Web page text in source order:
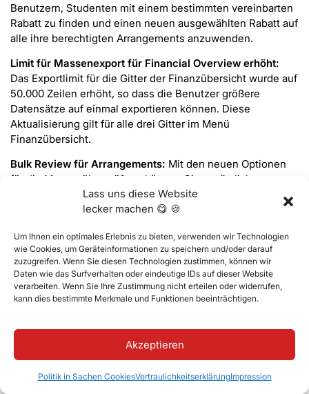
Lass uns diese Website
lecker machen 😋 🍪
Um Ihnen ein optimales Erlebnis zu bieten, verwenden wir Technologien
wie Cookies, um Geräteinformationen zu speichern und/oder darauf
zuzugreifen. Wenn Sie diesen Technologien zustimmen, können wir
Daten wie das Surfverhalten oder eindeutige IDs auf dieser Website
verarbeiten. Wenn Sie Ihre Zustimmung nicht erteilen oder widerrufen,
kann dies bestimmte Merkmale und Funktionen beeinträchtigen.
Akzeptieren
Politik in Sachen CookiesVertraulichkeitserklärungImpression
Benutzern, Studenten mit einem bestimmten vereinbarten
Rabatt zu finden und einen neuen ausgewählten Rabatt auf
alle ihre berechtigten Arrangements anzuwenden.
Limit für Massenexport für Financial Overview erhöht:
Das Exportlimit für die Gitter der Finanzübersicht wurde auf
50.000 Zeilen erhöht, so dass die Benutzer größere
Datensätze auf einmal exportieren können. Diese
Aktualisierung gilt für alle drei Gitter im Menü
Finanzübersicht.
Bulk Review für Arrangements: Mit den neuen Optionen
für die Massenüberprüfung können Sie zusätzlich zur
Farbüberprüfung den Status des Arrangements
aktualisieren und Kommentare hinzufügen. Die Aktionen
Kontrolle direkt von der Arrangement-Liste aus.
Standardverhalten für Auto-Connect-Transaktionen:
Wenn die Einstellung zum automatischen Verbinden von
Transaktionen während der Ausgabe aktiviert ist, wird die
standardmäßig automatisch ausgewählt. (in den
Einstellungen über finanzielle Verbesserungen enthalten)
Transaktionsliste enthält jetzt Kassenregister und Benutzer